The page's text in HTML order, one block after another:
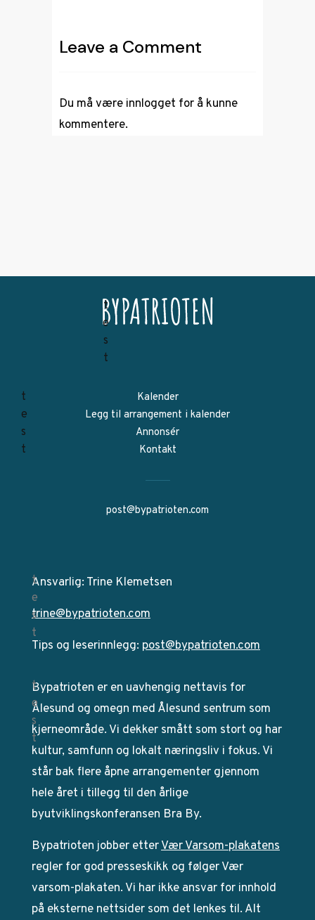
Leave a Comment
Du må være innlogget for å kunne
kommentere.
Kalender
Legg til arrangement i kalender
Annonsér
Kontakt
post@bypatrioten.com
Ansvarlig: Trine Klemetsen
trine@bypatrioten.com
Tips og leserinnlegg: post@bypatrioten.com
Bypatrioten er en uavhengig nettavis for
Ålesund og omegn med Ålesund sentrum som
kjerneområde. Vi dekker smått som stort og har
kultur, samfunn og lokalt næringsliv i fokus. Vi
står bak flere åpne arrangementer gjennom
hele året i tillegg til den årlige
byutviklingskonferansen Bra By.
Bypatrioten jobber etterVær Varsom-plakatens
regler for god presseskikk og følger Vær
varsom-plakaten. Vi har ikke ansvar for innhold
på eksterne nettsider som det lenkes til. Alt